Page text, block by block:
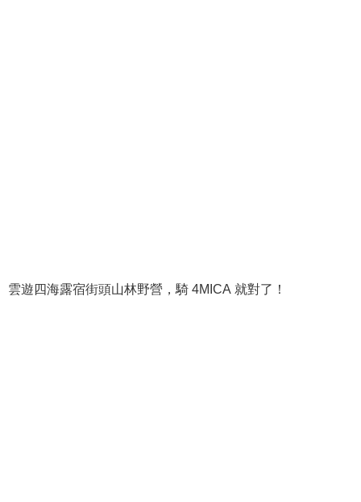
雲遊四海露宿街頭山林野營，騎 4MICA 就對了！